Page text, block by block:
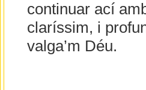
continuar ací
claríssim, i
valga’m Déu.